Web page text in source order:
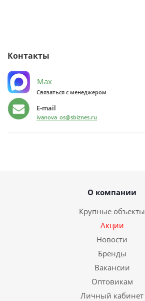
Контакты
Max
Связаться с менеджером
E-mail
ivanova_os@sbiznes.ru
О компании
Крупные объекты
Акции
Новости
Бренды
Вакансии
Оптовикам
Личный кабинет